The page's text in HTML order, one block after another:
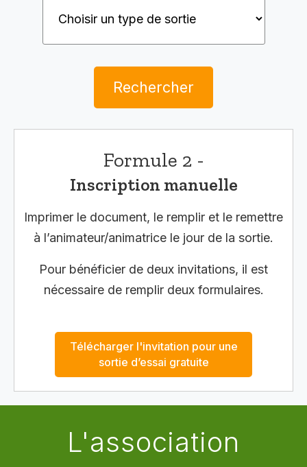
Rechercher
Formule 2 -
Inscription manuelle
Imprimer le document, le remplir et le remettre
à l’animateur/animatrice le jour de la sortie.
Pour bénéficier de deux invitations, il est
nécessaire de remplir deux formulaires.
Télécharger l'invitation pour une
sortie d’essai gratuite
L'association